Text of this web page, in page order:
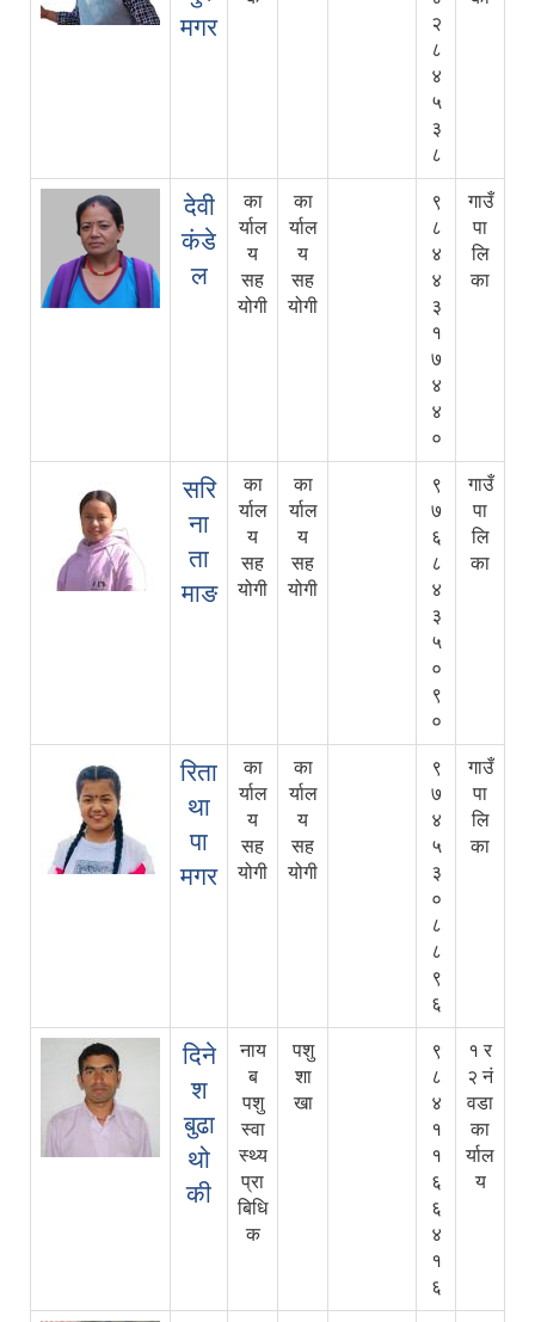
मगर
२
८
४
५
३
८
देवी
कंडे
ल
का
र्याल
य
सह
योगी
का
र्याल
य
सह
योगी
९
८
४
४
३
१
७
४
४
०
गाउँ
पा
लि
का
सरि
ना
ता
माङ
का
र्याल
य
सह
योगी
का
र्याल
य
सह
योगी
९
७
६
८
४
३
५
०
९
०
गाउँ
पा
लि
का
रिता
था
पा
मगर
का
र्याल
य
सह
योगी
का
र्याल
य
सह
योगी
९
७
४
५
३
०
८
८
९
६
गाउँ
पा
लि
का
दिने
श
बुढा
थो
की
नाय
ब
पशु
स्वा
स्थ्य
प्रा
बिधि
क
पशु
शा
खा
९
८
४
१
१
६
६
४
१
६
१ र
२ नं
वडा
का
र्याल
य